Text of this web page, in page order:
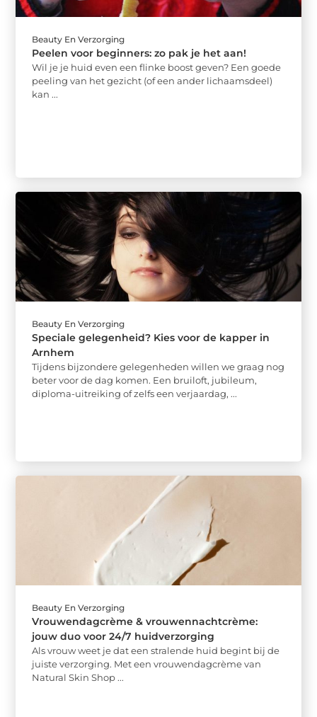
Beauty En Verzorging
Peelen voor beginners: zo pak je het aan!
Wil je je huid even een flinke boost geven? Een goede
peeling van het gezicht (of een ander lichaamsdeel)
kan ...
Beauty En Verzorging
Speciale gelegenheid? Kies voor de kapper in
Arnhem
Tijdens bijzondere gelegenheden willen we graag nog
beter voor de dag komen. Een bruiloft, jubileum,
diploma-uitreiking of zelfs een verjaardag, ...
Beauty En Verzorging
Vrouwendagcrème & vrouwennachtcrème:
jouw duo voor 24/7 huidverzorging
Als vrouw weet je dat een stralende huid begint bij de
juiste verzorging. Met een vrouwendagcrème van
Natural Skin Shop ...